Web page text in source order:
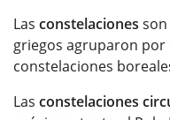
Las constelaciones
griegos agruparon por
constelaciones
Las constelaciones